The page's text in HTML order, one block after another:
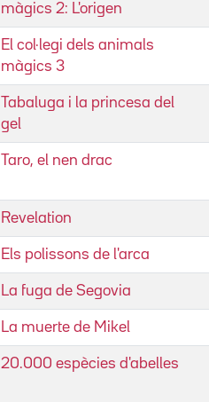
màgics 2: L'origen
El col·legi dels animals
màgics 3
Tabaluga i la princesa del
gel
Taro, el nen drac
Revelation
Els polissons de l'arca
La fuga de Segovia
La muerte de Mikel
20.000 espècies d'abelles